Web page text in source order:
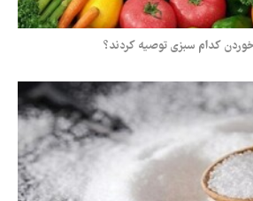
کدام سبزی توصیه کردند؟